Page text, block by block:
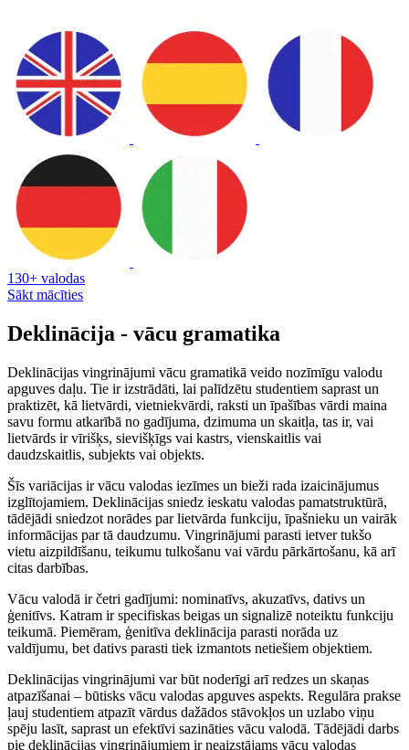
130+ valodas
Sākt mācīties
Deklinācija - vācu gramatika
Deklinācijas vingrinājumi vācu gramatikā veido nozīmīgu valodu
apguves daļu. Tie ir izstrādāti, lai palīdzētu studentiem saprast un
praktizēt, kā lietvārdi, vietniekvārdi, raksti un īpašības vārdi maina
savu formu atkarībā no gadījuma, dzimuma un skaitļa, tas ir, vai
lietvārds ir vīrišķs, sievišķīgs vai kastrs, vienskaitlis vai
daudzskaitlis, subjekts vai objekts.
Šīs variācijas ir vācu valodas iezīmes un bieži rada izaicinājumus
izglītojamiem. Deklinācijas sniedz ieskatu valodas pamatstruktūrā,
tādējādi sniedzot norādes par lietvārda funkciju, īpašnieku un vairāk
informācijas par tā daudzumu. Vingrinājumi parasti ietver tukšo
vietu aizpildīšanu, teikumu tulkošanu vai vārdu pārkārtošanu, kā arī
citas darbības.
Vācu valodā ir četri gadījumi: nominatīvs, akuzatīvs, dativs un
ģenitīvs. Katram ir specifiskas beigas un signalizē noteiktu funkciju
teikumā. Piemēram, ģenitīva deklinācija parasti norāda uz
valdījumu, bet dativs parasti tiek izmantots netiešiem objektiem.
Deklinācijas vingrinājumi var būt noderīgi arī redzes un skaņas
atpazīšanai – būtisks vācu valodas apguves aspekts. Regulāra prakse
ļauj studentiem atpazīt vārdus dažādos stāvokļos un uzlabo viņu
spēju lasīt, saprast un efektīvi sazināties vācu valodā. Tādējādi darbs
pie deklinācijas vingrinājumiem ir neaizstājams vācu valodas